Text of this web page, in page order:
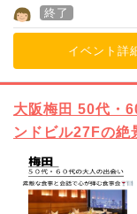
終了
イベント詳
大阪梅田 50代・
ンドビル27Fの